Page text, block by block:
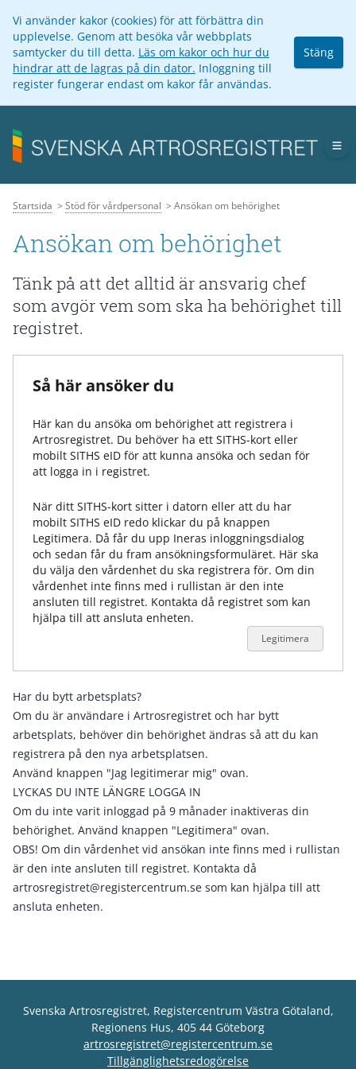
Vi använder kakor (cookies) för att förbättra din
upplevelse. Genom att besöka vår webbplats
samtycker du till detta. Läs om kakor och hur du
hindrar att de lagras på din dator. Inloggning till
register fungerar endast om kakor får användas.
Stäng
Startsida Stöd för vårdpersonal Ansökan om behörighet
Ansökan om behörighet
Tänk på att det alltid är ansvarig chef
som avgör vem som ska ha behörighet till
registret.
Så här ansöker du
Här kan du ansöka om behörighet att registrera i
Artrosregistret. Du behöver ha ett SITHS-kort eller
mobilt SITHS eID för att kunna ansöka och sedan för
att logga in i registret.
När ditt SITHS-kort sitter i datorn eller att du har
mobilt SITHS eID redo klickar du på knappen
Legitimera. Då får du upp Ineras inloggningsdialog
och sedan får du fram ansökningsformuläret. Här ska
du välja den vårdenhet du ska registrera för. Om din
vårdenhet inte finns med i rullistan är den inte
ansluten till registret. Kontakta då registret som kan
hjälpa till att ansluta enheten.
Legitimera
Har du bytt arbetsplats?
Om du är användare i Artrosregistret och har bytt
arbetsplats, behöver din behörighet ändras så att du kan
registrera på den nya arbetsplatsen.
Använd knappen "Jag legitimerar mig" ovan.
LYCKAS DU INTE LÄNGRE LOGGA IN
Om du inte varit inloggad på 9 månader inaktiveras din
behörighet. Använd knappen "Legitimera" ovan.
OBS! Om din vårdenhet vid ansökan inte finns med i rullistan
är den inte ansluten till registret. Kontakta då
artrosregistret@registercentrum.se som kan hjälpa till att
ansluta enheten.
Svenska Artrosregistret, Registercentrum Västra Götaland,
Regionens Hus, 405 44 Göteborg
artrosregistret@registercentrum.se
Tillgänglighetsredogörelse